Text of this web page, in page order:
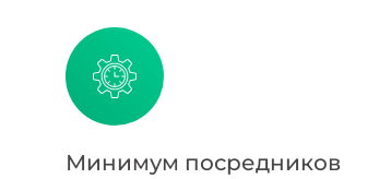
Минимум посредников